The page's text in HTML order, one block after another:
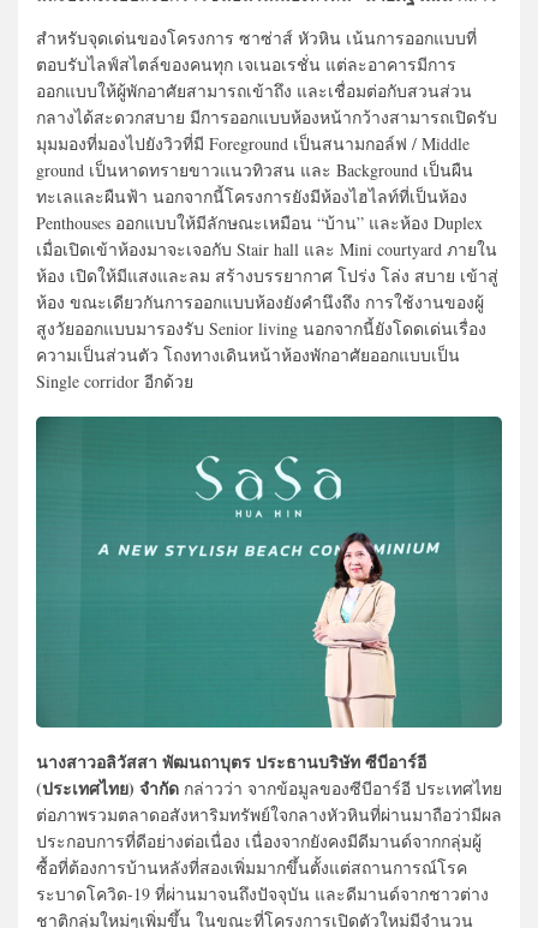
สำหรับจุดเด่นของโครงการ ซาซ่าส์ หัวหิน เน้นการออกแบบที่
ตอบรับไลฟ์สไตล์ของคนทุก เจเนอเรชั่น แต่ละอาคารมีการ
ออกแบบให้ผู้พักอาศัยสามารถเข้าถึง และเชื่อมต่อกับสวนส่วน
กลางได้สะดวกสบาย มีการออกแบบห้องหน้ากว้างสามารถเปิดรับ
มุมมองที่มองไปยังวิวที่มี Foreground เป็นสนามกอล์ฟ / Middle
ground เป็นหาดทรายขาวแนวทิวสน และ Background เป็นผืน
ทะเลและผืนฟ้า นอกจากนี้โครงการยังมีห้องไฮไลท์ที่เป็นห้อง
Penthouses ออกแบบให้มีลักษณะเหมือน “บ้าน” และห้อง Duplex
เมื่อเปิดเข้าห้องมาจะเจอกับ Stair hall และ Mini courtyard ภายใน
ห้อง เปิดให้มีแสงและลม สร้างบรรยากาศ โปร่ง โล่ง สบาย เข้าสู่
ห้อง ขณะเดียวกันการออกแบบห้องยังคำนึงถึง การใช้งานของผู้
สูงวัยออกแบบมารองรับ Senior living นอกจากนี้ยังโดดเด่นเรื่อง
ความเป็นส่วนตัว โถงทางเดินหน้าห้องพักอาศัยออกแบบเป็น
Single corridor อีกด้วย
นางสาวอลิวัสสา พัฒนถาบุตร ประธานบริษัท ซีบีอาร์อี
(ประเทศไทย) จำกัด กล่าวว่า จากข้อมูลของซีบีอาร์อี ประเทศไทย
ต่อภาพรวมตลาดอสังหาริมทรัพย์ใจกลางหัวหินที่ผ่านมาถือว่ามีผล
ประกอบการที่ดีอย่างต่อเนื่อง เนื่องจากยังคงมีดีมานด์จากกลุ่มผู้
ซื้อที่ต้องการบ้านหลังที่สองเพิ่มมากขึ้นตั้งแต่สถานการณ์โรค
ระบาดโควิด-19 ที่ผ่านมาจนถึงปัจจุบัน และดีมานด์จากชาวต่าง
ชาติกลุ่มใหม่ๆเพิ่มขึ้น ในขณะที่โครงการเปิดตัวใหม่มีจำนวน